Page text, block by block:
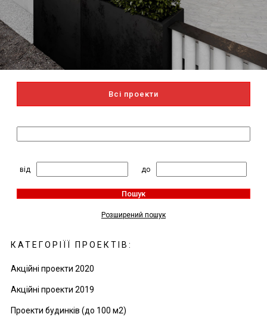
Всі проекти
від
до
Пошук
Розширений пошук
КАТЕГОРІЇЇ ПРОЕКТІВ:
Акційні проекти 2020
Акційні проекти 2019
Проекти будинків (до 100 м2)